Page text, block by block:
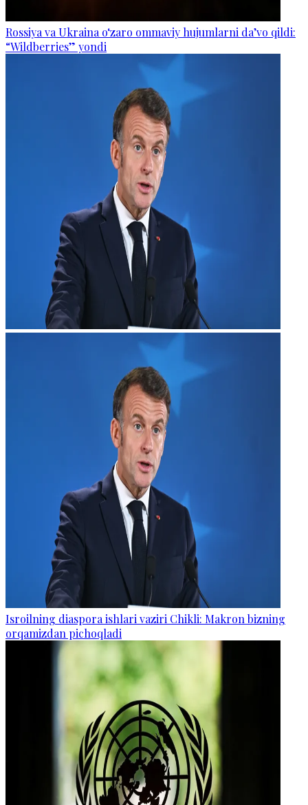
Rossiya va Ukraina o‘zaro ommaviy hujumlarni da’vo qildi:
“Wildberries” yondi
Isroilning diaspora ishlari vaziri Chikli: Makron bizning
orqamizdan pichoqladi